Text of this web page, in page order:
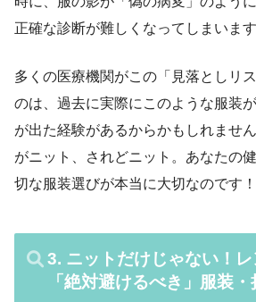
正確な診断が難しくなってしまいます
多くの医療機関がこの「見落としリ
のは、過去に実際にこのような服装
が出た経験があるからかもしれませ
がニット、されどニット。あなたの
切な服装選びが本当に大切なのです！
3. ニットだけじゃない！
「絶対避けるべき」服装